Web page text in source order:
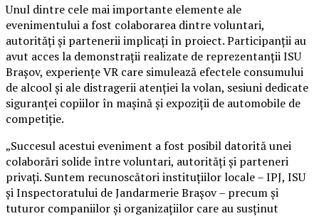
Unul dintre cele mai importante elemente ale
evenimentului a fost colaborarea dintre voluntari,
autorități și partenerii implicați în proiect. Participanții au
avut acces la demonstrații realizate de reprezentanții ISU
Brașov, experiențe VR care simulează efectele consumului
de alcool și ale distragerii atenției la volan, sesiuni dedicate
siguranței copiilor în mașină și expoziții de automobile de
competiție.
„Succesul acestui eveniment a fost posibil datorită unei
colaborări solide între voluntari, autorități și parteneri
privați. Suntem recunoscători instituțiilor locale – IPJ, ISU
și Inspectoratului de Jandarmerie Brașov – precum și
tuturor companiilor și organizațiilor care au susținut